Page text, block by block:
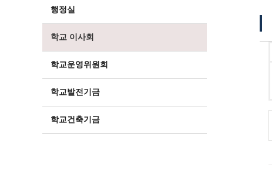
행정실
학교 이사회
학교운영위원회
학교발전기금
학교건축기금